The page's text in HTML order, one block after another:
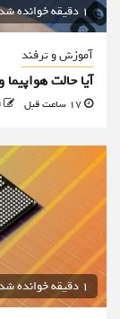
1 دقیقه خوانده شده
آموزش و ترفند
آیا حالت
1 دقیقه خوانده شده